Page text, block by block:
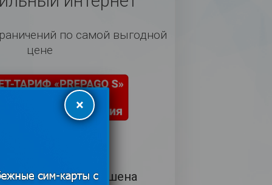
по самой выгодной
цене
интернета разрешена
×